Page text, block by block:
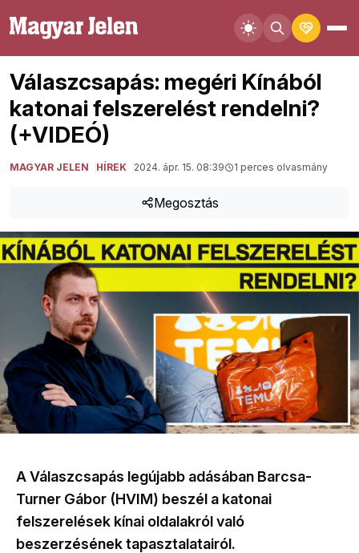
Válaszcsapás: megéri Kínából
katonai felszerelést rendelni?
(+VIDEÓ)
MAGYAR JELEN HÍREK 2024. ápr. 15. 08:39 1 perces olvasmány
Megosztás
A Válaszcsapás legújabb adásában Barcsa-
Turner Gábor (HVIM) beszél a katonai
felszerelések kínai oldalakról való
beszerzésének tapasztalatairól.